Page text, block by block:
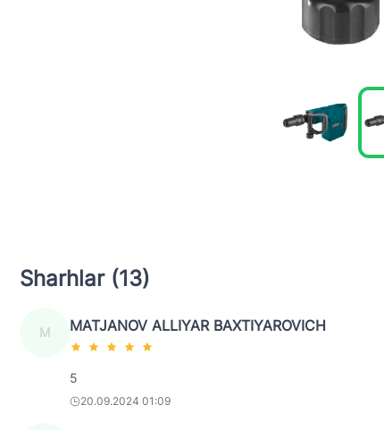
Sharhlar (13)
M MATJANOV ALLIYAR BAXTIYAROVICH
5
20.09.2024 01:09